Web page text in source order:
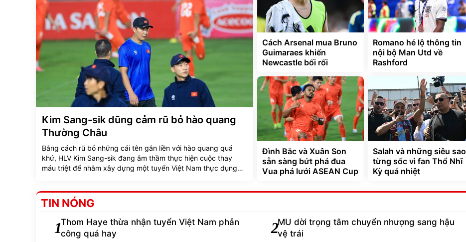
Kim Sang-sik dũng cảm rũ bỏ hào quang
Thường Châu
Bằng cách rũ bỏ những cái tên gắn liền với hào quang quá
khứ, HLV Kim Sang-sik đang âm thầm thực hiện cuộc thay
máu triệt để nhằm xây dựng một tuyển Việt Nam thực dụng
Cách Arsenal mua Bruno
Guimaraes khiến
Newcastle bối rối
Romano hé lộ thông tin
nội bộ Man Utd về
Rashford
Đình Bắc và Xuân Son
sẵn sàng bứt phá đua
Vua phá lưới ASEAN Cup
Salah và những siêu sao
từng sốc vì fan Thổ Nhĩ
Kỳ quá nhiệt
TIN NÓNG
1Thom Haye thừa nhận tuyển Việt Nam phản
công quá hay
2MU dời trọng tâm chuyển nhượng sang hậu
vệ trái